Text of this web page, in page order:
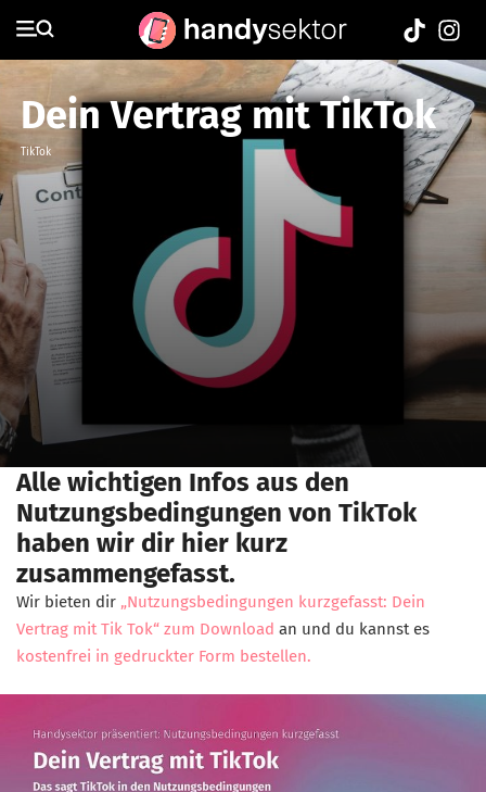
Dein Vertrag mit TikTok
TikTok
Alle wichtigen Infos aus den
Nutzungsbedingungen von TikTok
haben wir dir hier kurz
zusammengefasst.
Wir bieten dir „Nutzungsbedingungen kurzgefasst: Dein
Vertrag mit Tik Tok“ zum Download an und du kannst es
kostenfrei in gedruckter Form bestellen.